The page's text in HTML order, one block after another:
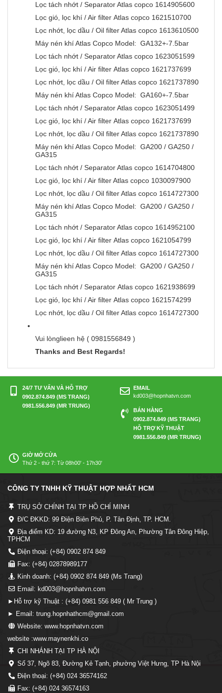
Lọc tách nhớt / Separator Atlas copco 1614905600
Lọc gió, lọc khí / Air filter Atlas copco 1621510700
Lọc nhớt, lọc dầu / Oil filter Atlas copco 1613610500
Máy nén khí Atlas Copco Model: GA132+-7.5bar
Lọc tách nhớt / Separator Atlas copco 1623051599
Lọc gió, lọc khí / Air filter Atlas copco 1621737699
Lọc nhớt, lọc dầu / Oil filter Atlas copco 1621737890
Máy nén khí Atlas Copco Model: GA160+-7.5bar
Lọc tách nhớt / Separator Atlas copco 1623051499
Lọc gió, lọc khí / Air filter Atlas copco 1621737699
Lọc nhớt, lọc dầu / Oil filter Atlas copco 1621737890
Máy nén khí Atlas Copco Model: GA200 / GA250 /
GA315
Lọc tách nhớt / Separator Atlas copco 1614704800
Lọc gió, lọc khí / Air filter Atlas copco 1030097900
Lọc nhớt, lọc dầu / Oil filter Atlas copco 1614727300
Máy nén khí Atlas Copco Model: GA200 / GA250 /
GA315
Lọc tách nhớt / Separator Atlas copco 1614952100
Lọc gió, lọc khí / Air filter Atlas copco 1621054799
Lọc nhớt, lọc dầu / Oil filter Atlas copco 1614727300
Máy nén khí Atlas Copco Model: GA200 / GA250 /
GA315
Lọc tách nhớt / Separator Atlas copco 1621938699
Lọc gió, lọc khí / Air filter Atlas copco 1621574299
Lọc nhớt, lọc dầu / Oil filter Atlas copco 1614727300
Vui lònglieen hệ ( 0981556849 )
Thanks and Best Regards!
24/7 TƯ VẤN VÀ HỖ TRỢ
0902.874.849 (MS TRANG)
0981.556.849 (MR TRUNG)
EMAIL
kd003@hopnhatvn.com
BÁN HÀNG
0902.874.849 (MS TRANG)
HỖ TRỢ KỸ THUẬT
0981.556.849 (MR TRUNG)
GIỜ MỞ CỬA
Thứ 2 - thứ 7: Từ 08h00' - 17h30'
CÔNG TY TNHH KỸ THUẬT HỢP NHẤT HCM
TRỤ SỞ CHÍNH TẠI TP HỒ CHÍ MINH
Đ/C ĐKKD: 99 Điện Biên Phủ, P. Tân Định, TP. HCM.
Địa điểm KD: 19 đường N3, KP Đông An, Phường Tân Đông Hiệp,
TPHCM
Điện thoại: (+84) 0902 874 849
Fax: (+84) 02878989177
Kinh doanh: (+84) 0902 874 849 (Ms Trang)
Email: kd003@hopnhatvn.com
►Hỗ trợ kỹ Thuật : (+84) 0981 556 849 ( Mr Trung )
► Email: trung.hopnhathcm@gmail.com
Website: www.hopnhatvn.com
website :www.maynenkhi.co
CHI NHÁNH TẠI TP HÀ NỘI
Số 37, Ngõ 83, Đường Kẻ Tạnh, phường Việt Hưng, TP Hà Nội
Điện thoại: (+84) 024 36574162
Fax: (+84) 024 36574163